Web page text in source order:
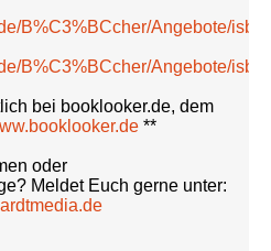
B%C3%BCcher/Angebote/
B%C3%BCcher/Angebote/
bei booklooker.de, dem
**
oder
Meldet Euch gerne unter: